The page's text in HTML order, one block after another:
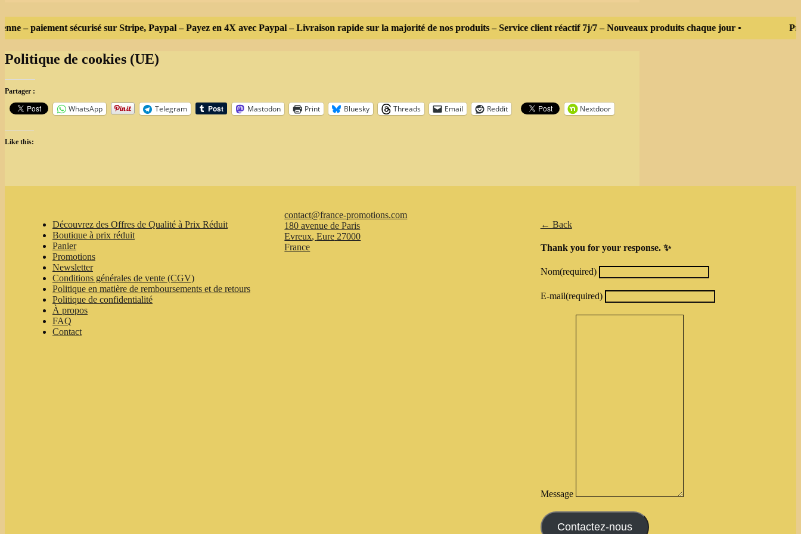
– paiement sécurisé sur Stripe, Paypal – Payez en 4X avec Paypal – Livraison rapide sur la majorité de nos produits – Service client réactif 7j/7 – Nouveaux produits chaque jour •
Politique de cookies (UE)
Partager :
WhatsApp Telegram Mastodon Print Bluesky Threads Email Reddit Nextdoor
Like this:
Découvrez des Offres de Qualité à Prix Réduit
Boutique à prix réduit
Panier
Promotions
Newsletter
Conditions générales de vente (CGV)
Politique en matière de remboursements et de retours
Politique de confidentialité
À propos
FAQ
Contact
contact@france-promotions.com
180 avenue de Paris
Evreux,Eure 27000
France
← Back
Thank you for your response. ✨
Nom(required)
E-mail(required)
Message
Contactez-nous